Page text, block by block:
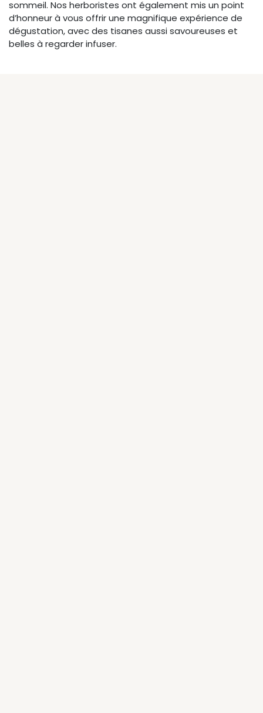
sommeil. Nos herboristes ont également mis un point
d’honneur à vous offrir une magnifique expérience de
dégustation, avec des tisanes aussi savoureuses et
belles à regarder infuser.